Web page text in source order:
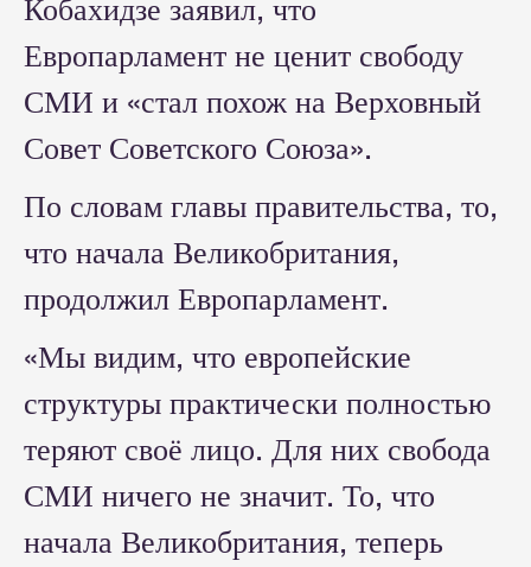
Кобахидзе заявил, что
Европарламент не ценит свободу
СМИ и «стал похож на Верховный
Совет Советского Союза».
По словам главы правительства, то,
что начала Великобритания,
продолжил Европарламент.
«Мы видим, что европейские
структуры практически полностью
теряют своё лицо. Для них свобода
СМИ ничего не значит. То, что
начала Великобритания, теперь